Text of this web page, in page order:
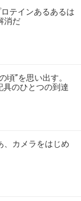
テインあるあるは
消だ
頃”を思い出す。
具のひとつの到達
、カメラをはじめ